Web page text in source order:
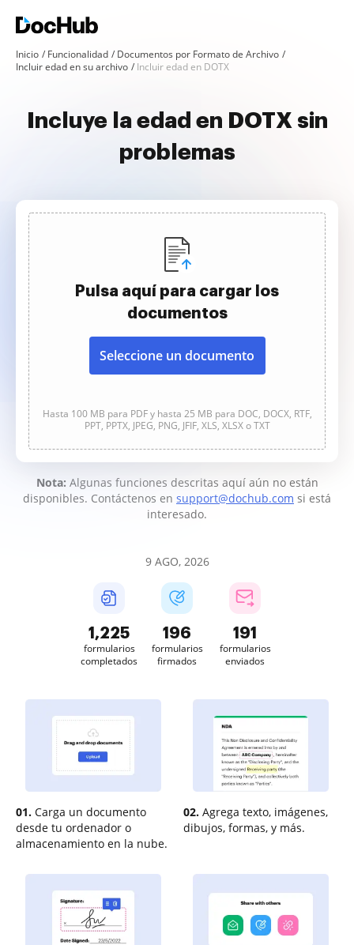
Inicio Funcionalidad
Documentos por Formato de Archivo
Incluir edad en su archivo
Incluir edad en DOTX
Incluye la edad en DOTX sin
problemas
Pulsa aquí para cargar los
documentos
Seleccione un documento
Hasta 100 MB para PDF y hasta 25 MB para DOC, DOCX, RTF,
PPT, PPTX, JPEG, PNG, JFIF, XLS, XLSX o TXT
Nota: Algunas funciones descritas aquí aún no están
disponibles. Contáctenos en support@dochub.com si está
interesado.
9 AGO, 2026
1,225
formularios
completados
196
formularios
firmados
191
formularios
enviados
01. Carga un documento
desde tu ordenador o
almacenamiento en la nube.
02. Agrega texto, imágenes,
dibujos, formas, y más.